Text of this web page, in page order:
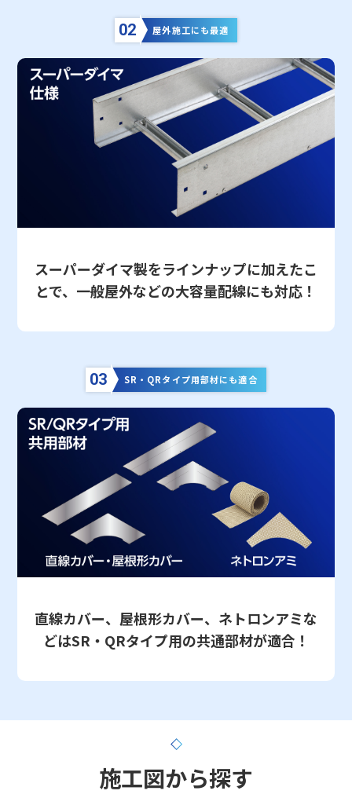
02 屋外施工にも最適
スーパーダイマ製をラインナップに加えたこ
とで、一般屋外などの大容量配線にも対応！
03 SR・QRタイプ用部材にも適合
直線カバー、屋根形カバー、ネトロンアミな
どはSR・QRタイプ用の共通部材が適合！
施工図から探す